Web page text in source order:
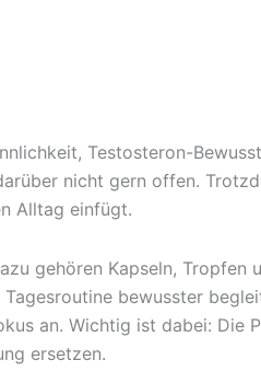
Testosteron-
nicht gern offen.
Alltag einfügt.
gehören Kapseln, Tropfen
bewusster
an. Wichtig ist dabei: Die
ersetzen.